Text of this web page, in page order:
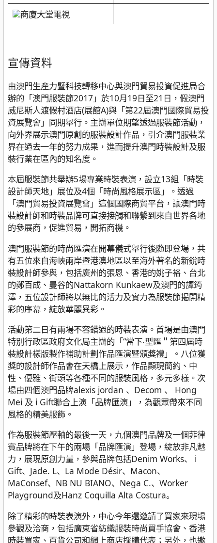
商廈大堂電視
宣傳資料
由澳門生產力暨科技轉移中心與澳門貿易投資促進局合
辦的「澳門服裝節2017」於10月19日至21日，假澳門
威尼斯人渡假村酒店(展館A)與「第22屆澳門國際貿易投
資展覽會」同期舉行。主辦單位期望透過服裝節活動，
向外界展示澳門原創的服裝設計作品，引介澳門服裝業
界在過去一年的努力成果，進而提升澳門時裝設計及服
裝行業在區內的知名度。
本屆服裝節共舉辦5場專業時裝表演，設立13組「時裝
設計師天地」展位及4個「時尚風格展示區」。透過
「澳門貿易投資展覽會」這個國際商貿平台，讓澳門時
裝設計師和時裝品牌可直接接觸和聯繫到來自世界各地
的參展商，促進貿易，開拓商機。
澳門服裝節的時尚匯演在開幕儀式舉行後隨即登場，共
有五位來自海峽兩岸暨港澳地區以至海外著名的新銳時
裝設計師參與，包括廣州的張恩、香港的姚子裕、台北
的鄭百成、曼谷的Nattakorn Kunkaew及澳門的譚筠
澤，五位設計師將以無比的活力及實力為服裝節揭開精
彩的序幕，綻放華麗異彩。
活動第二日有兩場不容錯過的時裝表演。首場是由澳門
特別行政區政府文化局主辦的「“當下‧型匯＂第四屆時
裝設計樣版製作補助計劃作品匯演暨頒獎禮」。八位獲
獎的設計師作品會在天橋上展示，作品顯現簡約、中
性、優雅、街頭等各種不同的服裝風格，多元多樣。次
場由四個澳門品牌alexis jordan 、Decom 、 Hong
Mei 及 i Gift聯合上演「品牌匯演」，為觀眾帶來不同
風格的精美服飾。
作為服裝節壓軸的最後一天，九個澳門品牌及一個菲律
賓品牌將在下午的兩場「品牌匯演」登場，綻放非凡魅
力，展現原創力量，參與品牌包括Denim Works、 i
Gift、Jade. L、La Mode Désir、Macon、
MaConsef、NB NU BIANO、Nega C.、Worker
Playground及Hanz Coquilla Alta Costura。
除了精彩的時裝表演外，中心今年還邀請了買家來現場
參觀及洽商，包括廣東省紡織服裝時尚買手協會、香港
時裝買家、百貨公司和網上商店採購代表；另外，也邀